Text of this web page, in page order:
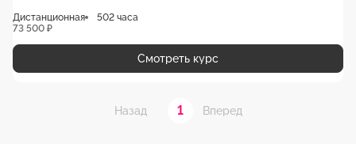
Дистанционная
502 часа
73 500 ₽
Смотреть курс
Назад 1 Вперед